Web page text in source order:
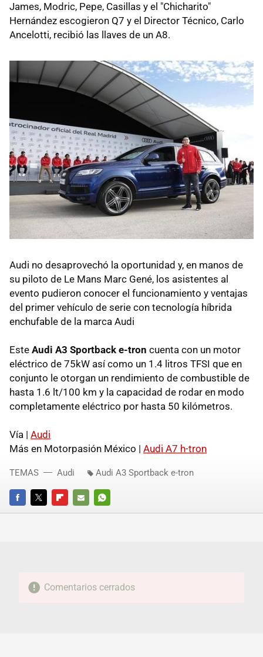
James, Modric, Pepe, Casillas y el "Chicharito"
Hernández escogieron Q7 y el Director Técnico, Carlo
Ancelotti, recibió las llaves de un A8.
Audi no desaprovechó la oportunidad y, en manos de
su piloto de Le Mans Marc Gené, los asistentes al
evento pudieron conocer el funcionamiento y ventajas
del primer vehículo de serie con tecnología híbrida
enchufable de la marca Audi
Este Audi A3 Sportback e-tron cuenta con un motor
eléctrico de 75kW así como un 1.4 litros TFSI que en
conjunto le otorgan un rendimiento de combustible de
hasta 1.6 lt/100 km y la capacidad de rodar en modo
completamente eléctrico por hasta 50 kilómetros.
Vía | Audi
Más en Motorpasión México | Audi A7 h-tron
FACEBOOKTWITTERFLIPBOARD
E-
WHATSAPP
TEMAS Audi Audi A3 Sportback e-tron
Comentarios cerrados